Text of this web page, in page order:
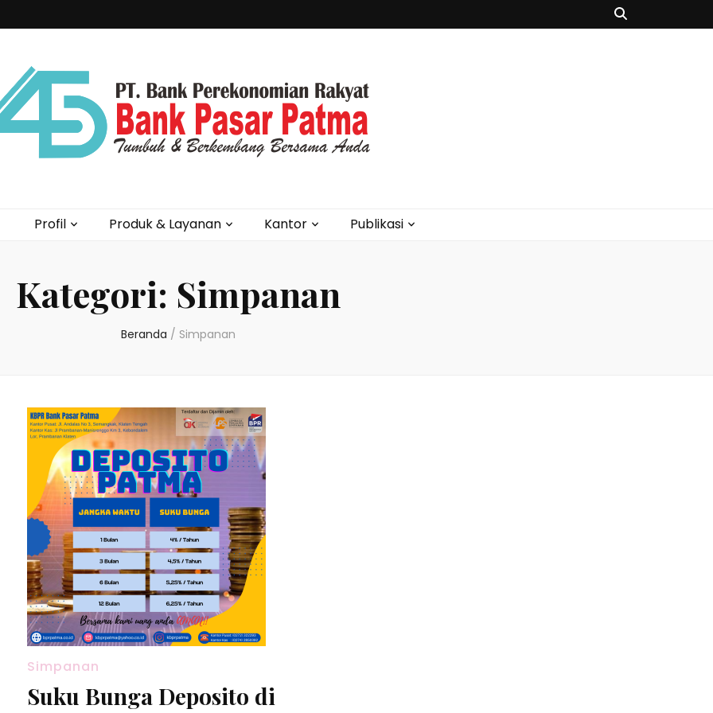
Profil Produk & Layanan Kantor Publikasi
Kategori: Simpanan
Beranda / Simpanan
Simpanan
Suku Bunga Deposito di